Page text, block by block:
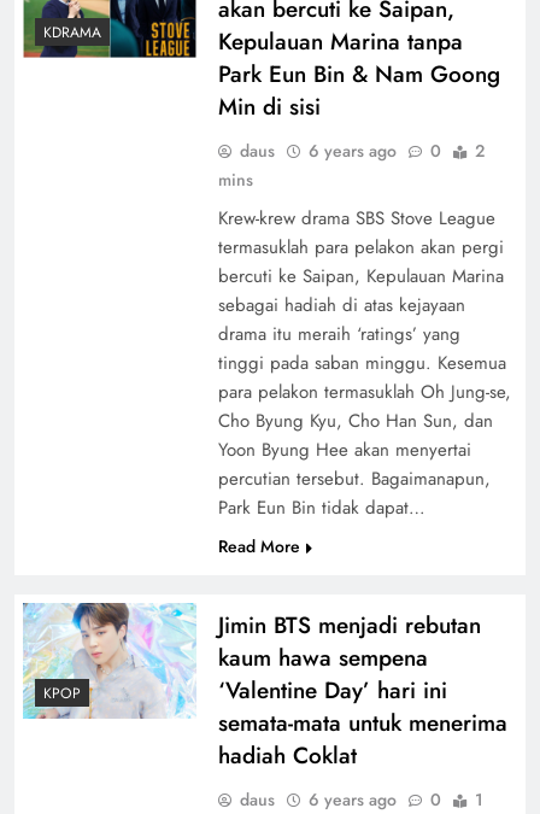
KDRAMA
akan bercuti ke Saipan,
Kepulauan Marina tanpa
Park Eun Bin & Nam Goong
Min di sisi
daus 6 years ago 0
2
mins
Krew-krew drama SBS Stove League
termasuklah para pelakon akan pergi
bercuti ke Saipan, Kepulauan Marina
sebagai hadiah di atas kejayaan
drama itu meraih ‘ratings’ yang
tinggi pada saban minggu. Kesemua
para pelakon termasuklah Oh Jung-se,
Cho Byung Kyu, Cho Han Sun, dan
Yoon Byung Hee akan menyertai
percutian tersebut. Bagaimanapun,
Park Eun Bin tidak dapat…
Read More
KPOP
Jimin BTS menjadi rebutan
kaum hawa sempena
‘Valentine Day’ hari ini
semata-mata untuk menerima
hadiah Coklat
daus 6 years ago 0
1